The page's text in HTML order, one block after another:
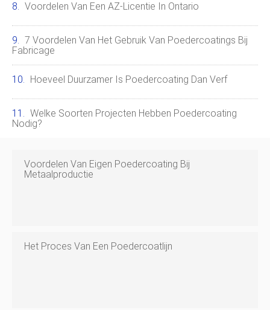
Voordelen Van Een AZ-Licentie In Ontario
7 Voordelen Van Het Gebruik Van Poedercoatings Bij
Fabricage
Hoeveel Duurzamer Is Poedercoating Dan Verf
Welke Soorten Projecten Hebben Poedercoating
Nodig?
Voordelen Van Eigen Poedercoating Bij
Metaalproductie
Het Proces Van Een Poedercoatlijn